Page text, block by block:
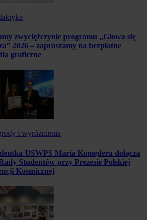
zwyciężczynie programu „Głowa się
2026 – zapraszamy na bezpłatne
graficzne
i wyróżnienia
USWPS Maria Komędera dołącza
Studentów przy Prezesie Polskiej
Kosmicznej